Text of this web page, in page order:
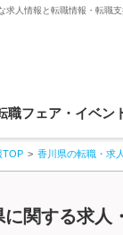
人情報と転職情報・転職
職フェア・イベン
TOP 香川県の転職・求
関する求人